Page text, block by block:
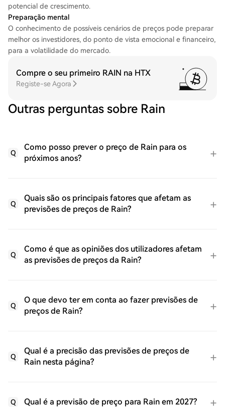
potencial de crescimento.
Preparação mental
O conhecimento de possíveis cenários de preços pode preparar
melhor os investidores, do ponto de vista emocional e financeiro,
para a volatilidade do mercado.
Compre o seu primeiro RAIN na HTX
Registe-se Agora
Outras perguntas sobre Rain
Q
Como posso prever o preço de Rain para os
próximos anos?
Q
Quais são os principais fatores que afetam as
previsões de preços de Rain?
Q
Como é que as opiniões dos utilizadores afetam
as previsões de preços da Rain?
Q
O que devo ter em conta ao fazer previsões de
preços de Rain?
Q
Qual é a precisão das previsões de preços de
Rain nesta página?
Q Qual é a previsão de preço para Rain em 2027?